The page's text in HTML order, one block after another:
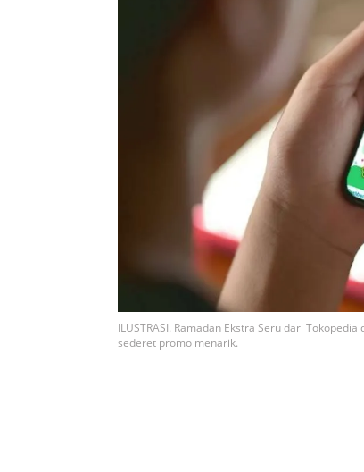
ILUSTRASI. Ramadan Ekstra Seru dari
sederet promo menarik.